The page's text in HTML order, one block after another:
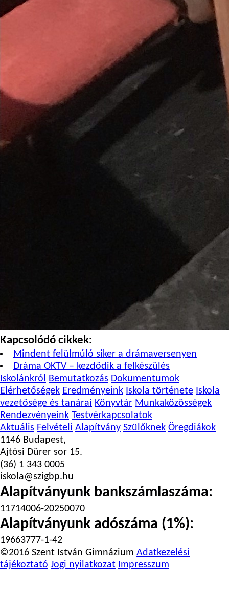
Kapcsolódó cikkek:
Mindent felülmúló siker a drámaversenyen
Dráma OKTV – kezdődik a felkészülés
Iskolánkról Bemutatkozás Dokumentumok
Elérhetőségek Eredményeink Iskola története Iskola
vezetősége és tanárai Könyvtár Munkaközösségek
Rendezvényeink Testvérkapcsolatok
Aktuális Felvételi Alapítvány Szülőknek Öregdiákok
1146 Budapest,
Ajtósi Dürer sor 15.
(36) 1 343 0005
iskola@szigbp.hu
Alapítványunk bankszámlaszáma:
11714006-20250070
Alapítványunk adószáma (1%):
19663777-1-42
©2016 Szent István Gimnázium Adatkezelési
tájékoztató Jogi nyilatkozat Impresszum